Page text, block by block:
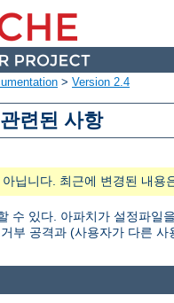
> Version 2.4
련된 사항
닙니다. 최근에 변경된 내용
수 있다. 아파치가 설정파일
부 공격과 (사용자가 다른